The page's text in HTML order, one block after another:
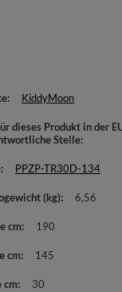
KiddyMoon
dieses Produkt in der
Stelle
PPZP-TR30D-134
(kg) 6,56
cm 190
cm 145
cm 30